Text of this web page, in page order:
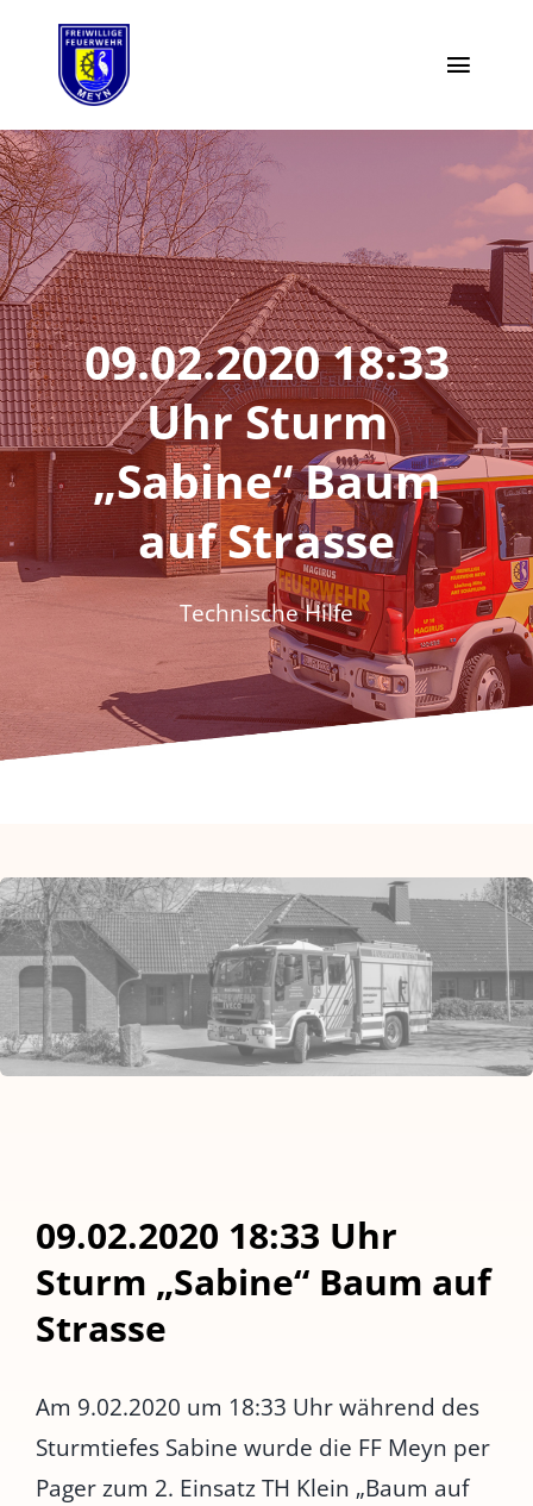
springen
Moin
Highlights
Einsätze
Termine
Vorstand
Aktiv werden
Fördern & Spenden
Jugendfeuerwehr
Kontakt
09.02.2020 18:33
Uhr Sturm
„Sabine“ Baum
auf Strasse
Technische Hilfe
09.02.2020 18:33 Uhr
Sturm „Sabine“ Baum auf
Strasse
Am 9.02.2020 um 18:33 Uhr während des
Sturmtiefes Sabine wurde die FF Meyn per
Pager zum 2. Einsatz TH Klein „Baum auf